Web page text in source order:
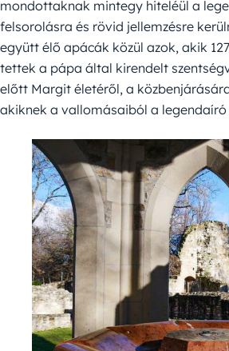
mondottaknak mintegy hiteléül a
felsorolásra és rövid jellemzésre
együtt élő apácák közül azok, akik
tettek a pápa által kirendelt
előtt Margit életéről, a
akiknek a vallomásaiból a legendaíró